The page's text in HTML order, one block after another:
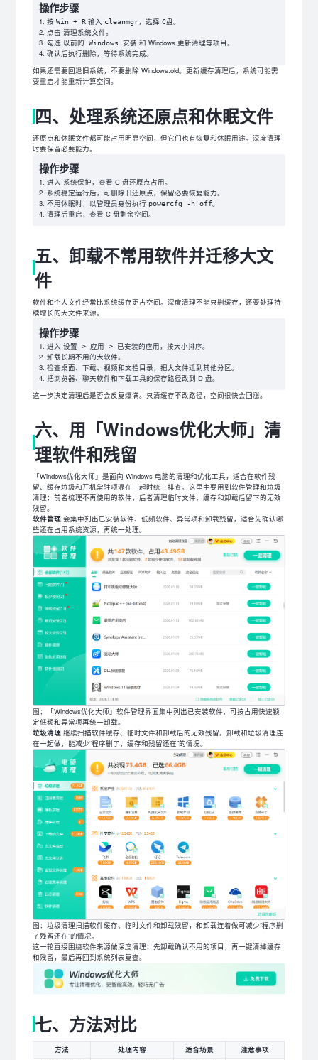
操作步骤
按Win + R 输入 cleanmgr，选择C盘。
点击清理系统文件。
勾选 以前的 Windows 安装 和 Windows 更新清理等项目。
确认后执行删除，等待系统完成。
如果还需要回退旧系统，不要删除 Windows.old。更新缓存清理后，系统可能需
要重启才能重新计算空间。
四、处理系统还原点和休眠文件
还原点和休眠文件都可能占用明显空间，但它们也有恢复和休眠用途。深度清理
时要保留必要能力。
操作步骤
进入 系统保护，查看 C 盘还原点占用。
系统稳定运行后，可删除旧还原点，保留必要恢复能力。
不用休眠时，以管理员身份执行 powercfg -h off。
清理后重启，查看 C 盘剩余空间。
五、卸载不常用软件并迁移大文
件
软件和个人文件经常比系统缓存更占空间。深度清理不能只删缓存，还要处理持
续增长的大文件来源。
操作步骤
进入设置 > 应用 > 已安装的应用，按大小排序。
卸载长期不用的大软件。
检查桌面、下载、视频和文档目录，把大文件迁到其他分区。
把浏览器、聊天软件和下载工具的保存路径改到 D 盘。
这一步决定清理后是否会反复爆满。只清缓存不改路径，空间很快会回涨。
六、用「Windows优化大师」清
理软件和残留
「Windows优化大师」是面向 Windows 电脑的清理和优化工具，适合在软件残
留、缓存垃圾和开机常驻项混在一起时统一排查。这里主要用到软件管理和垃圾
清理：前者梳理不再使用的软件，后者清理临时文件、缓存和卸载后留下的无效
残留。
软件管理 会集中列出已安装软件、低频软件、异常项和卸载残留，适合先确认哪
些还在占用系统资源，再统一处理。
图：「Windows优化大师」软件管理界面集中列出已安装软件，可按占用快速锁
定低频和异常项再统一卸载。
垃圾清理 继续扫描软件缓存、临时文件和卸载后的无效残留。卸载和垃圾清理连
在一起做，能减少“程序删了，缓存和残留还在”的情况。
图：垃圾清理扫描软件缓存、临时文件和卸载残留，和卸载连着做可减少“程序删
了残留还在”的情况。
这一轮直接围绕软件来源做深度清理：先卸载确认不用的项目，再一键清掉缓存
和残留，最后再回到系统列表复查。
七、方法对比
方法 处理内容 适合场景
注意事项